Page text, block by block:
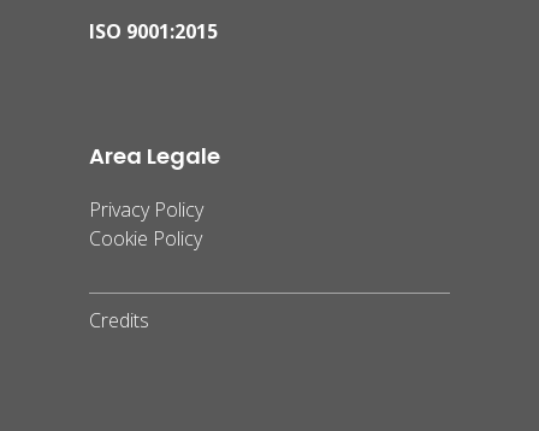
ISO 9001:2015
Area Legale
Privacy Policy
Cookie Policy
Credits